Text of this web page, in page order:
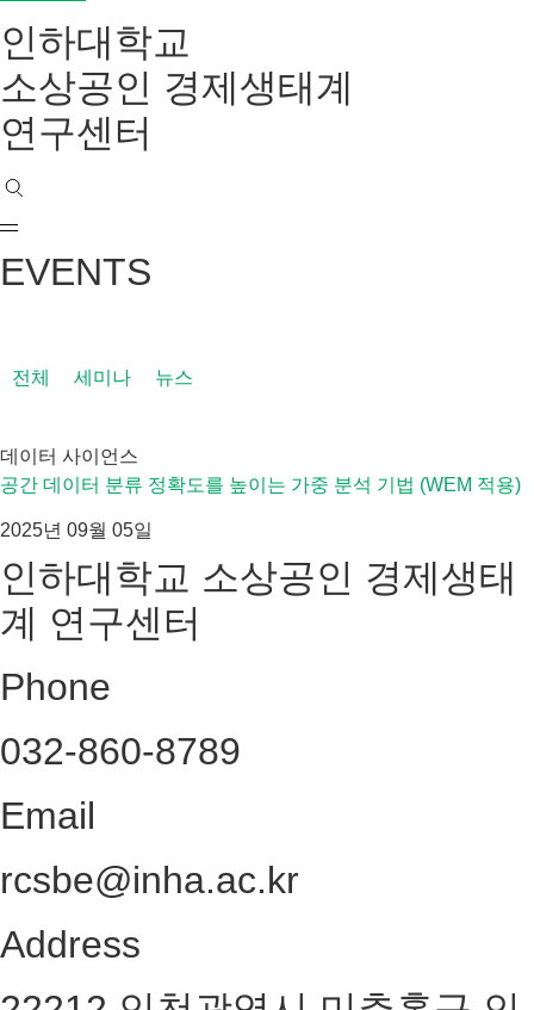
인하대학교
소상공인 경제생태계
연구센터
EVENTS
전체 세미나 뉴스
데이터 사이언스
공간 데이터 분류 정확도를 높이는 가중 분석 기법 (WEM 적용)
2025년 09월 05일
인하대학교 소상공인 경제생태
계 연구센터
Phone
032-860-8789
Email
rcsbe@inha.ac.kr
Address